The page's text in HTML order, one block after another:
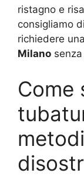
ristagno e
consigliamo
richiedere una
Milano
Come